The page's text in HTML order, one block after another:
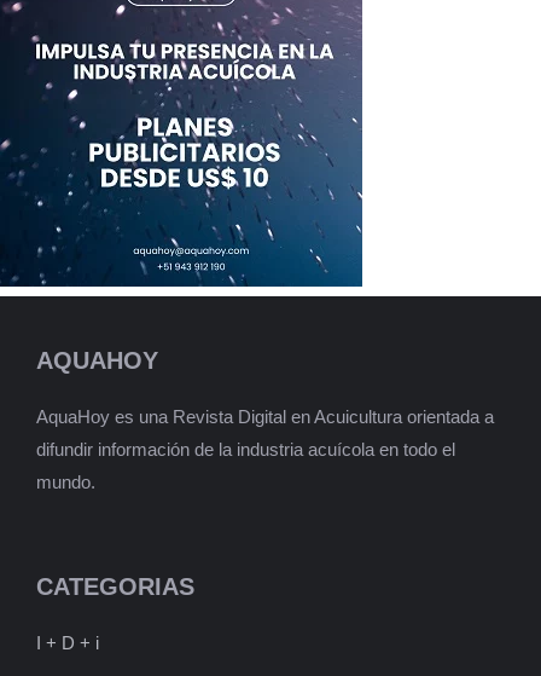
AQUAHOY
AquaHoy es una Revista Digital en Acuicultura orientada a
difundir información de la industria acuícola en todo el
mundo.
CATEGORIAS
I + D + i